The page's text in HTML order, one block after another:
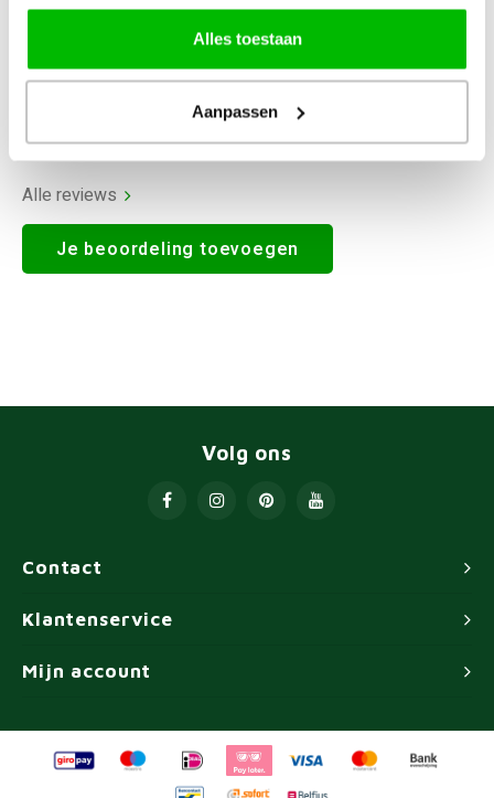
Alles toestaan
Aanpassen
0Reviews
Alle reviews
Je beoordeling toevoegen
Contact
Volg ons
Klantenservice
Mijn account